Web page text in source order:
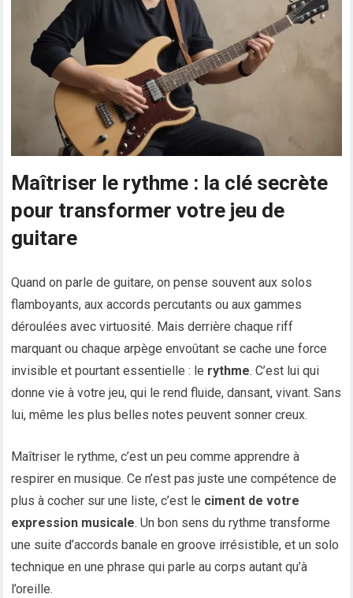
Maîtriser le rythme : la clé secrète
pour transformer votre jeu de
guitare
Quand on parle de guitare, on pense souvent aux solos
flamboyants, aux accords percutants ou aux gammes
déroulées avec virtuosité. Mais derrière chaque riff
marquant ou chaque arpège envoûtant se cache une force
invisible et pourtant essentielle : le rythme. C’est lui qui
donne vie à votre jeu, qui le rend fluide, dansant, vivant. Sans
lui, même les plus belles notes peuvent sonner creux.
Maîtriser le rythme, c’est un peu comme apprendre à
respirer en musique. Ce n’est pas juste une compétence de
plus à cocher sur une liste, c’est le ciment de votre
expression musicale. Un bon sens du rythme transforme
une suite d’accords banale en groove irrésistible, et un solo
technique en une phrase qui parle au corps autant qu’à
l’oreille.